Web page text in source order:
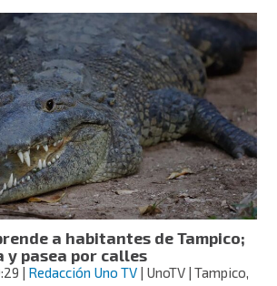
cocodrilo
de
metro
y
medio
en
Hidalgo;
creciente
de
ríos
podría
haberlo
traídoa habitantes de Tampico;
y pasea por calles
| Redacción Uno TV | UnoTV | Tampico,